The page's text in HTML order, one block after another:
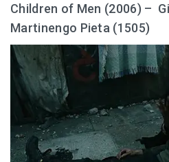
Children of Men (2006) –
Martinengo Pieta (1505)